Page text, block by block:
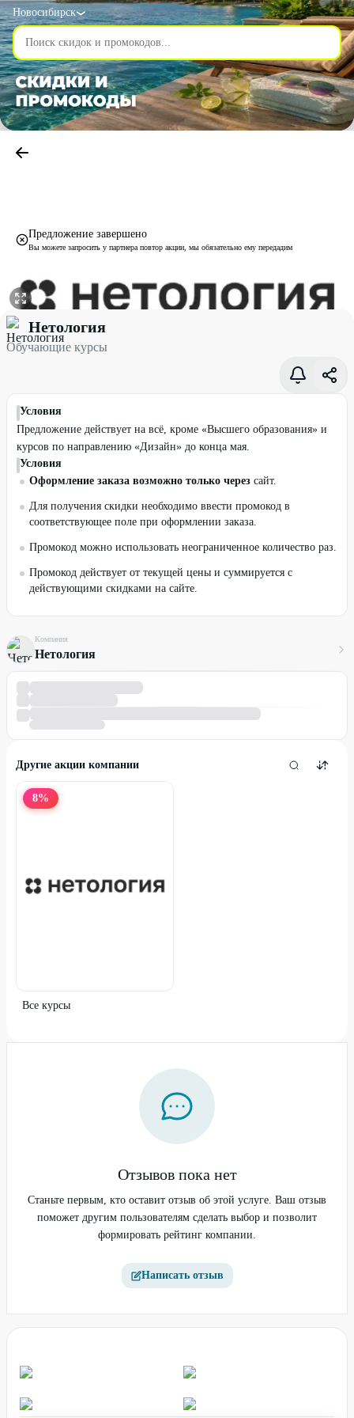
Новосибирск
Предложение завершено
Вы можете запросить у партнера повтор акции, мы обязательно ему передадим
Обучающие курсы со скидкой 60% - Нетология в Новосибирске
Нетология
Обучающие курсы
Условия
Предложение действует на всё, кроме «Высшего образования» и
курсов по направлению «Дизайн» до конца мая.
Условия
Оформление заказа возможно только через сайт.
Для получения скидки необходимо ввести промокод в
соответствующее поле при оформлении заказа.
Промокод можно использовать неограниченное количество раз.
Промокод действует от текущей цены и суммируется с
действующими скидками на сайте.
Компания
Нетология
Другие акции компании
8%
Все курсы
Отзывов пока нет
Станьте первым, кто оставит отзыв об этой услуге. Ваш отзыв
поможет другим пользователям сделать выбор и позволит
формировать рейтинг компании.
Написать отзыв